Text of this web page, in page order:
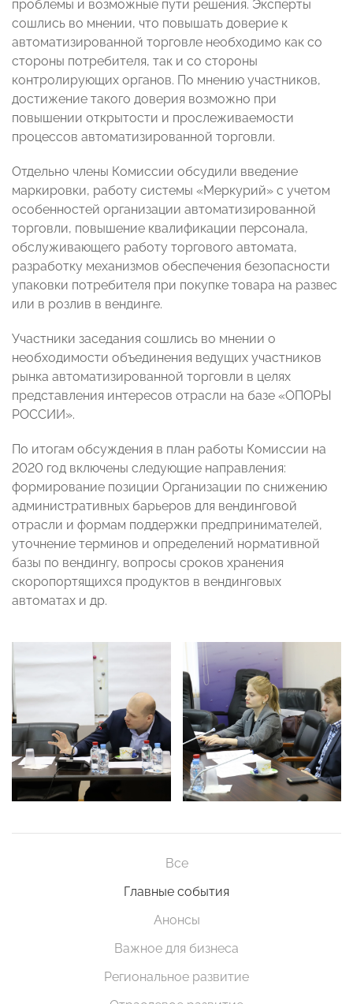
проблемы и возможные пути решения. Эксперты
сошлись во мнении, что повышать доверие к
автоматизированной торговле необходимо как со
стороны потребителя, так и со стороны
контролирующих органов. По мнению участников,
достижение такого доверия возможно при
повышении открытости и прослеживаемости
процессов автоматизированной торговли.
Отдельно члены Комиссии обсудили введение
маркировки, работу системы «Меркурий» с учетом
особенностей организации автоматизированной
торговли, повышение квалификации персонала,
обслуживающего работу торгового автомата,
разработку механизмов обеспечения безопасности
упаковки потребителя при покупке товара на развес
или в розлив в вендинге.
Участники заседания сошлись во мнении о
необходимости объединения ведущих участников
рынка автоматизированной торговли в целях
представления интересов отрасли на базе «ОПОРЫ
РОССИИ».
По итогам обсуждения в план работы Комиссии на
2020 год включены следующие направления:
формирование позиции Организации по снижению
административных барьеров для вендинговой
отрасли и формам поддержки предпринимателей,
уточнение терминов и определений нормативной
базы по вендингу, вопросы сроков хранения
скоропортящихся продуктов в вендинговых
автоматах и др.
Все
Главные события
Анонсы
Важное для бизнеса
Региональное развитие